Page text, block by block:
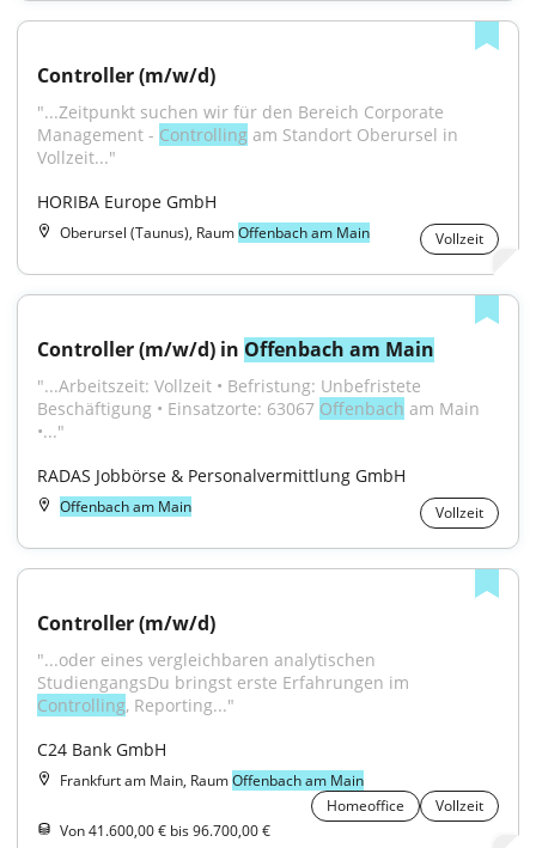
Controller (m/w/d)
"...Zeitpunkt suchen wir für den Bereich Corporate
Management - Controlling am Standort Oberursel in
Vollzeit..."
HORIBA Europe GmbH
Oberursel (Taunus), RaumOffenbach am Main Vollzeit
Controller (m/w/d) in Offenbach am Main
"...Arbeitszeit: Vollzeit • Befristung: Unbefristete
Beschäftigung • Einsatzorte: 63067 Offenbach am Main
•..."
RADAS Jobbörse & Personalvermittlung GmbH
Offenbach am Main Vollzeit
Controller (m/w/d)
"...oder eines vergleichbaren analytischen
Controlling, Reporting..."
C24 Bank GmbH
Frankfurt am Main, RaumOffenbach am Main
Homeoffice
Vollzeit
Von 41.600,00 € bis 96.700,00 €